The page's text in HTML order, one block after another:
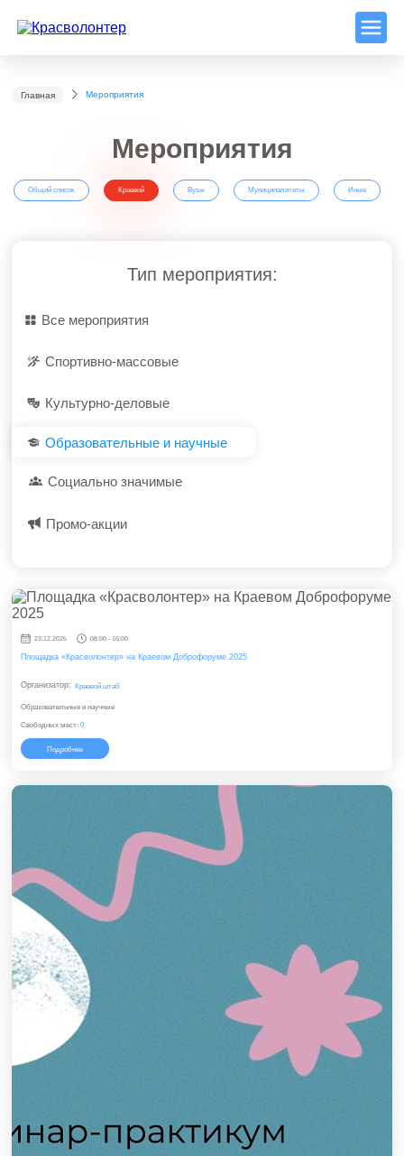
Главная Мероприятия
Мероприятия
Общий список Краевой Вузы Муниципалитеты Иные
Тип мероприятия:
Все мероприятия
Спортивно-массовые
Культурно-деловые
Образовательные и научные
Социально значимые
Промо-акции
23.12.2025 08:00 - 16:00
Площадка «Красволонтер» на Краевом Доброфоруме 2025
Организатор: Краевой штаб
Образовательные и научные
Свободных мест: 0
Подробнее